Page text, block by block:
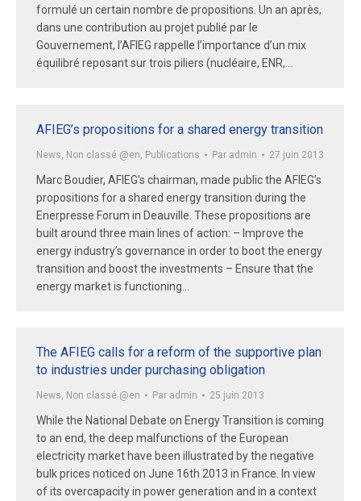
formulé un certain nombre de propositions. Un an après,
dans une contribution au projet publié par le
Gouvernement, l’AFIEG rappelle l’importance d’un mix
équilibré reposant sur trois piliers (nucléaire, ENR,…
AFIEG’s propositions for a shared energy transition
News, Non classé @en, Publications Par admin 27 juin 2013
Marc Boudier, AFIEG’s chairman, made public the AFIEG’s
propositions for a shared energy transition during the
Enerpresse Forum in Deauville. These propositions are
built around three main lines of action: – Improve the
energy industry’s governance in order to boot the energy
transition and boost the investments – Ensure that the
energy market is functioning…
The AFIEG calls for a reform of the supportive plan
to industries under purchasing obligation
News, Non classé @en Par admin 25 juin 2013
While the National Debate on Energy Transition is coming
to an end, the deep malfunctions of the European
electricity market have been illustrated by the negative
bulk prices noticed on June 16th 2013 in France. In view
of its overcapacity in power generation and in a context